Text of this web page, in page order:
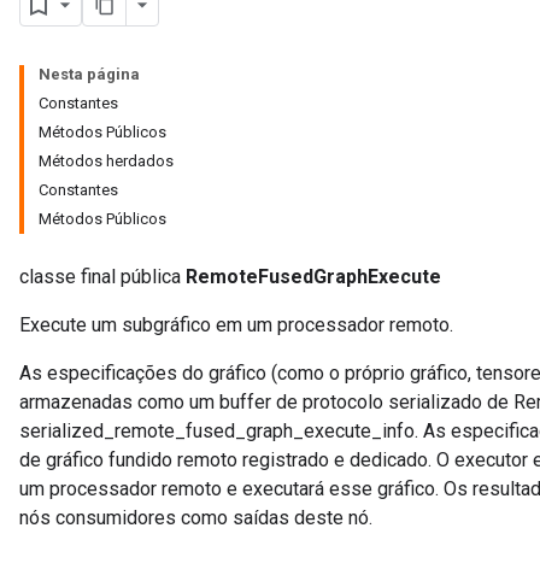
Nesta página
Constantes
Métodos Públicos
Métodos herdados
Constantes
Métodos Públicos
classe final pública RemoteFusedGraphExecute
Execute um subgráfico em um processador remoto.
As especificações do gráfico (como o próprio gráfico,
armazenadas como um buffer de protocolo serializado de
serialized_remote_fused_graph_execute_info. As
de gráfico fundido remoto registrado e dedicado. O executor
um processador remoto e executará esse gráfico. Os
nós consumidores como saídas deste nó.